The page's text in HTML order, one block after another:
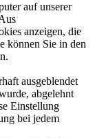
auf unserer
anzeigen, die
können Sie in den
ausgeblendet
abgelehnt
Einstellung
bei jedem